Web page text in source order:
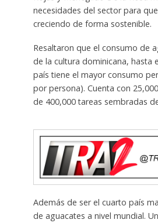
necesidades del sector para
creciendo de forma sostenible.
Resaltaron que el consumo de
de la cultura dominicana, hasta
país tiene el mayor consumo
por persona). Cuenta con
de 400,000 tareas sembradas
Además de ser el cuarto país
de aguacates a nivel mundial.